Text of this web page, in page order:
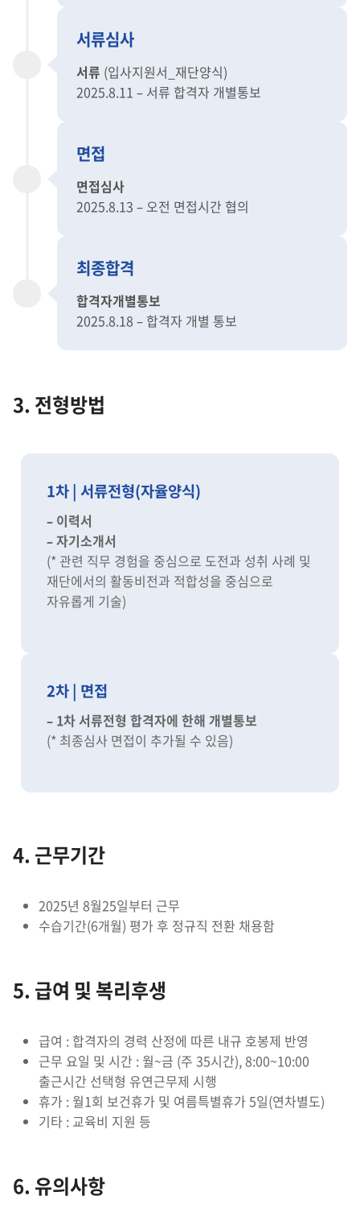
서류심사
서류 (입사지원서_재단양식)
2025.8.11 – 서류 합격자 개별통보
면접
면접심사
2025.8.13 – 오전 면접시간 협의
최종합격
합격자개별통보
2025.8.18 – 합격자 개별 통보
3. 전형방법
1차 | 서류전형(자율양식)
– 이력서
– 자기소개서
(* 관련 직무 경험을 중심으로 도전과 성취 사례 및
재단에서의 활동비전과 적합성을 중심으로
자유롭게 기술)
2차 | 면접
– 1차 서류전형 합격자에 한해 개별통보
(* 최종심사 면접이 추가될 수 있음)
4. 근무기간
2025년 8월25일부터 근무
수습기간(6개월) 평가 후 정규직 전환 채용함
5. 급여 및 복리후생
급여 : 합격자의 경력 산정에 따른 내규 호봉제 반영
근무 요일 및 시간 : 월~금 (주 35시간), 8:00~10:00
출근시간 선택형 유연근무제 시행
휴가 : 월1회 보건휴가 및 여름특별휴가 5일(연차별도)
기타 : 교육비 지원 등
6. 유의사항